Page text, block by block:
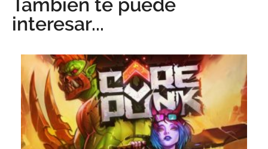
También te puede
interesar...